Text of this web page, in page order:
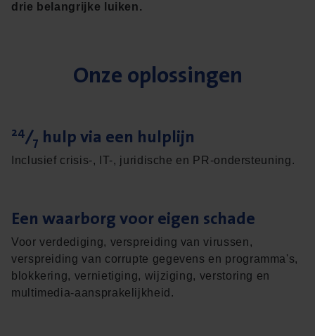
drie belangrijke luiken.
Onze oplos­sin­gen
24⁄7 hulp via een hulplijn
Inclusief crisis-, IT-, juridische en PR-ondersteuning.
Een waar­borg voor eigen schade
Voor verdediging, verspreiding van virussen,
verspreiding van corrupte gegevens en programma's,
blokkering, vernietiging, wijziging, verstoring en
multimedia-aansprakelijkheid.